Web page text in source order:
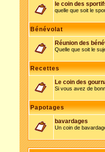
le coin des
quelle que soit le
Bénévolat
Réunion des
Quelle que soit le
Recettes
Le coin des
Si vous avez de
Papotages
bavardages
Un coin de